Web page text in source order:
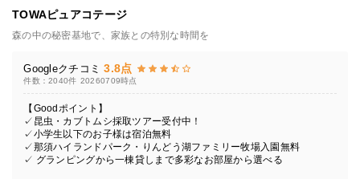
TOWAピュアコテージ
森の中の秘密基地で、家族との特別な時間を
Googleクチコミ 3.8点
件数：2040件 20260709時点
【Goodポイント】
✓昆虫・カブトムシ採取ツアー受付中！
✓小学生以下のお子様は宿泊無料
✓那須ハイランドパーク・りんどう湖ファミリー牧場入園無料
✓ グランピングから一棟貸しまで多彩なお部屋から選べる